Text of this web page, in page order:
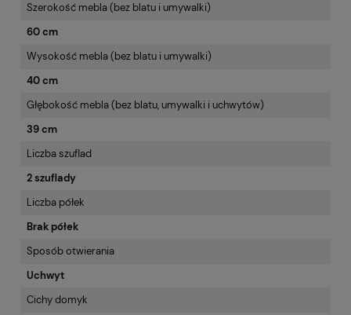
Szerokość mebla (bez blatu i umywalki)
60 cm
Wysokość mebla (bez blatu i umywalki)
40 cm
Głębokość mebla (bez blatu, umywalki i uchwytów)
39 cm
Liczba szuflad
2 szuflady
Liczba półek
Brak półek
Sposób otwierania
Uchwyt
Cichy domyk